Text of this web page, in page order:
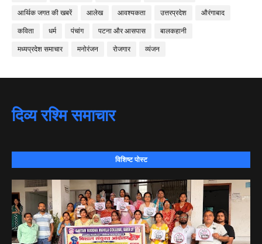
आर्थिक जगत की खबरें
आलेख आवश्यकता उत्तरप्रदेश
औरंगाबाद
कविता
धर्म पंचांग पटना और आसपास
बालकहानी
मध्यप्रदेश समाचार
मनोरंजन रोजगार व्यंजन
दिव्य रश्मि समाचार
विशिष्ट पोस्ट